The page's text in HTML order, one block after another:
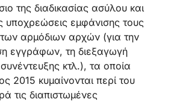
της διαδικασίας ασύλου και
υποχρεώσεις εμφάνισης τους
αρμόδιων αρχών (για την
εγγράφων, τη διεξαγωγή
συνέντευξης κτλ.), τα οποία
2015 κυμαίνονται περί του
τις διαπιστωμένες